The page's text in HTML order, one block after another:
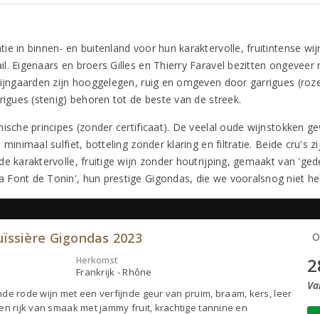
in binnen- en buitenland voor hun karaktervolle, fruitintense
Eigenaars en broers Gilles en Thierry Faravel bezitten
zijn hooggelegen, ruig en omgeven door garrigues
(stenig) behoren tot de beste van de streek.
principes (zonder certificaat). De veelal oude wijnstokken
sulfiet, botteling zonder klaring en filtratie. Beide cru's
karaktervolle, fruitige wijn zonder houtrijping, gemaakt van
Font de Tonin', hun prestige Gigondas, die we vooralsnog niet
Gigondas 2023
Herkomst
Frankrijk - Rhône
rode wijn met een verfijnde geur van pruim, braam, kers, leer
rijk van smaak met jammy fruit, krachtige tannine en